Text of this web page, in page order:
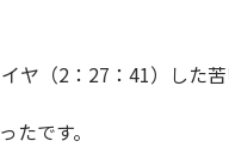
（2：27：41）した苦
です。